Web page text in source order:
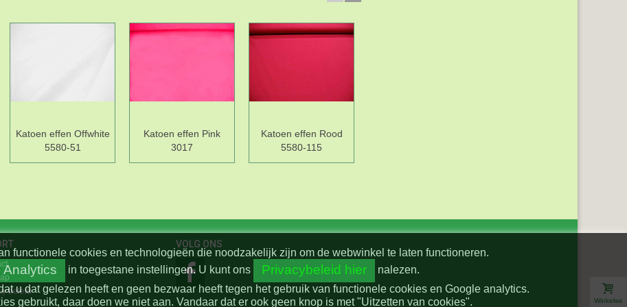
Katoen effen Offwhite
5580-51
Katoen effen Pink
3017
Katoen effen Rood
5580-115
beleid
VOLG ONS
functionele cookies en technologieën die noodzakelijk zijn om de webwinkel te laten functioneren.
Analytics in toegestane instellingen. U kunt ons Privacybeleid hier
nalezen.
u dat gelezen heeft en geen bezwaar heeft tegen het gebruik van functionele cookies en Google analytics.
gebruikt, daar doen we niet aan. Vandaar dat er ook geen knop is met "Uitzetten van cookies".